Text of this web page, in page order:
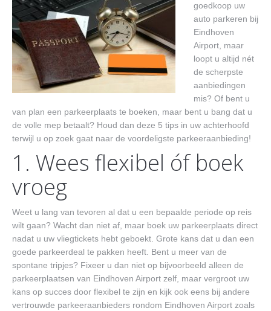
goedkoop uw
auto parkeren bij
Eindhoven
Airport, maar
loopt u altijd nét
de scherpste
aanbiedingen
mis? Of bent u
van plan een parkeerplaats te boeken, maar bent u bang dat u
de volle mep betaalt? Houd dan deze 5 tips in uw achterhoofd
terwijl u op zoek gaat naar de voordeligste parkeeraanbieding!
1. Wees flexibel óf boek
vroeg
Weet u lang van tevoren al dat u een bepaalde periode op reis
wilt gaan? Wacht dan niet af, maar boek uw parkeerplaats direct
nadat u uw vliegtickets hebt geboekt. Grote kans dat u dan een
goede parkeerdeal te pakken heeft. Bent u meer van de
spontane tripjes? Fixeer u dan niet op bijvoorbeeld alleen de
parkeerplaatsen van Eindhoven Airport zelf, maar vergroot uw
kans op succes door flexibel te zijn en kijk ook eens bij andere
vertrouwde parkeeraanbieders rondom Eindhoven Airport zoals